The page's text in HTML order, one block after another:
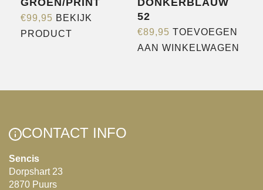
GROEN/PRINT
€99,95 BEKIJK
PRODUCT
optie
DONKERBLAUW
52
€89,95 TOEVOEGEN
AAN WINKELWAGEN
CONTACT INFO
Sencis
Dorpshart 23
2870 Puurs